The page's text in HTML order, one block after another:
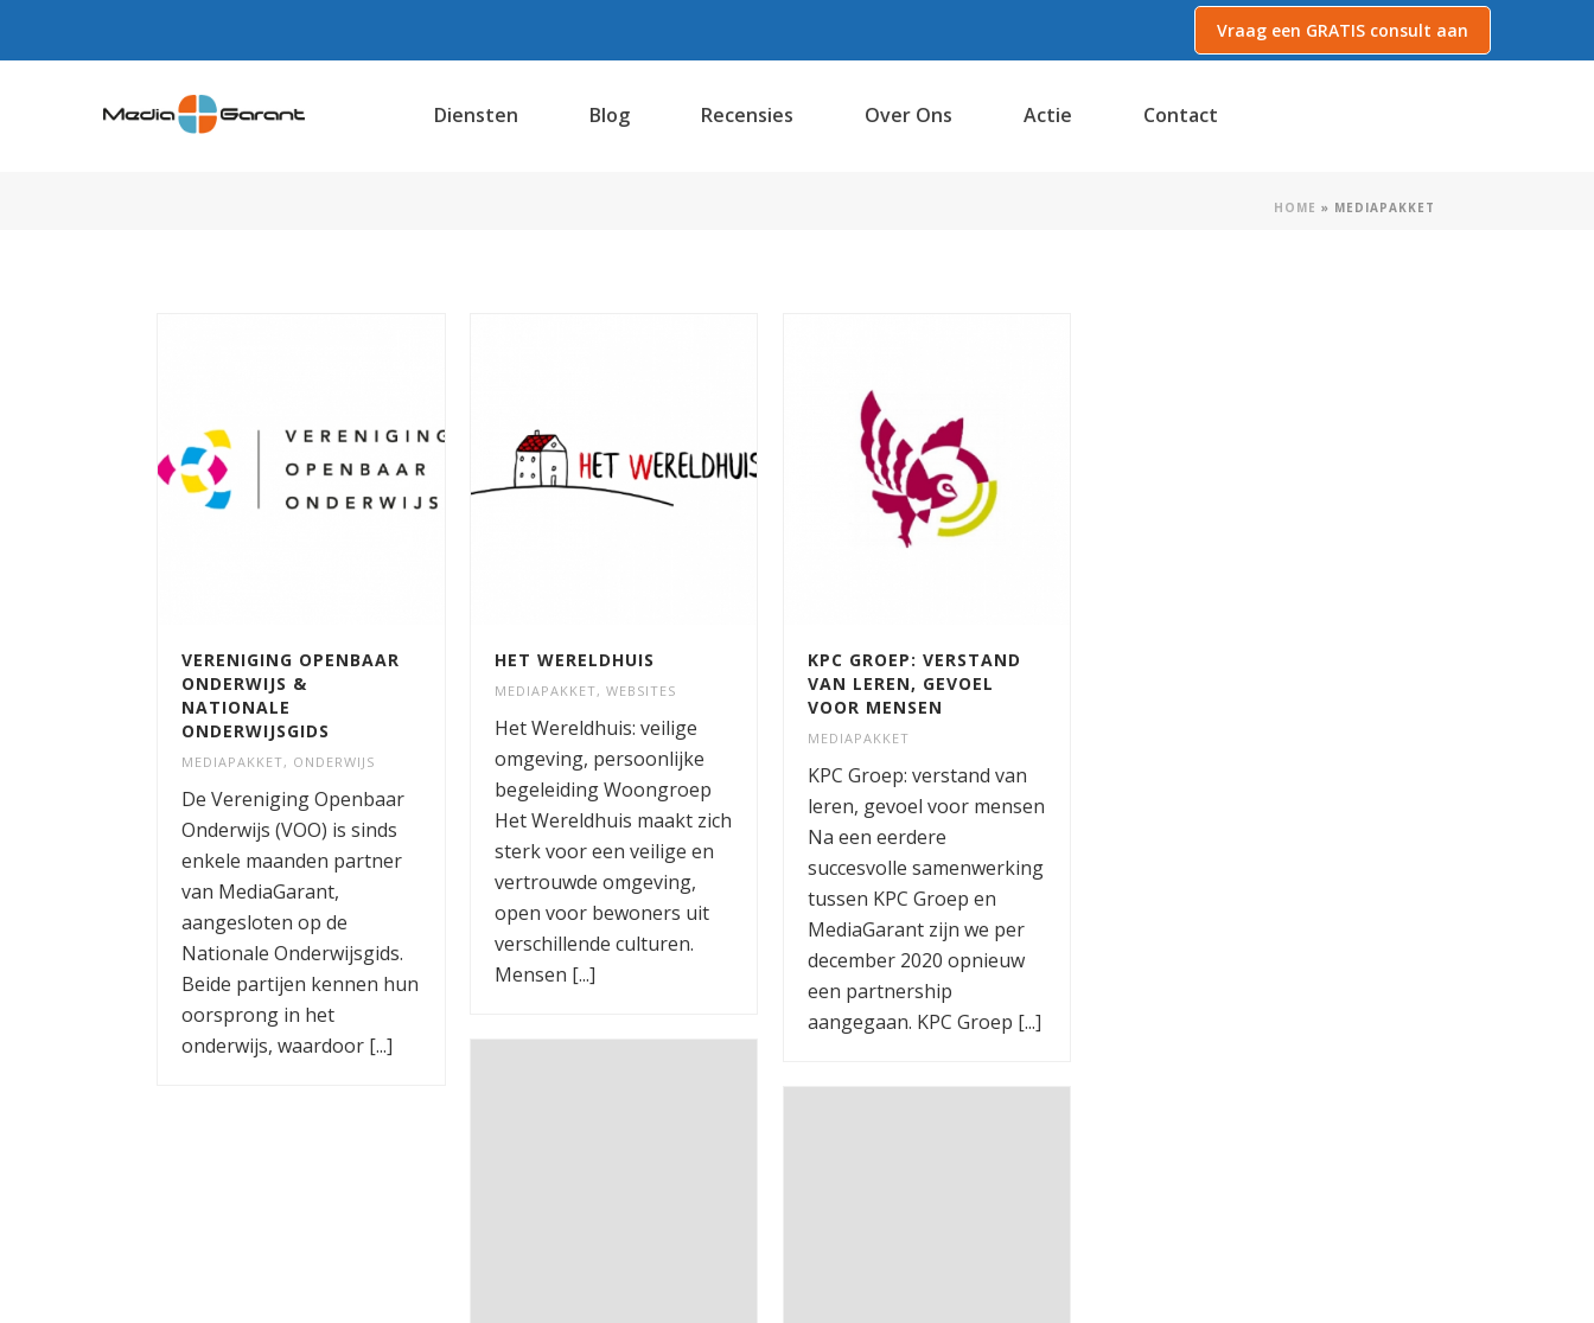
Vraag een GRATIS consult aan
Diensten Blog Recensies Over Ons Actie Contact
HOME » MEDIAPAKKET
VERENIGING OPENBAAR
ONDERWIJS &
NATIONALE
ONDERWIJSGIDS
MEDIAPAKKET, ONDERWIJS
De Vereniging Openbaar
Onderwijs (VOO) is sinds
enkele maanden partner
van MediaGarant,
aangesloten op de
Nationale Onderwijsgids.
Beide partijen kennen hun
oorsprong in het
onderwijs, waardoor [...]
HET WERELDHUIS
MEDIAPAKKET, WEBSITES
Het Wereldhuis: veilige
omgeving, persoonlijke
begeleiding Woongroep
Het Wereldhuis maakt zich
sterk voor een veilige en
vertrouwde omgeving,
open voor bewoners uit
verschillende culturen.
Mensen [...]
KPC GROEP: VERSTAND
VAN LEREN, GEVOEL
VOOR MENSEN
MEDIAPAKKET
KPC Groep: verstand van
leren, gevoel voor mensen
Na een eerdere
succesvolle samenwerking
tussen KPC Groep en
MediaGarant zijn we per
december 2020 opnieuw
een partnership
aangegaan. KPC Groep [...]